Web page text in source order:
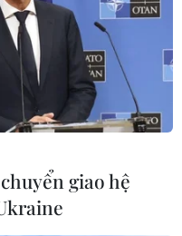
giao hệ